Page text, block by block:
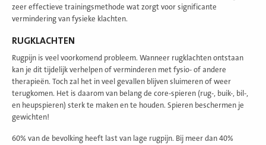
zeer effectieve trainingsmethode wat zorgt voor significante
vermindering van fysieke klachten.
RUGKLACHTEN
Rugpijn is veel voorkomend probleem. Wanneer rugklachten ontstaan
kan je dit tijdelijk verhelpen of verminderen met fysio- of andere
therapieën. Toch zal het in veel gevallen blijven sluimeren of weer
terugkomen. Het is daarom van belang de core-spieren (rug-, buik-, bil-,
en heupspieren) sterk te maken en te houden. Spieren beschermen je
gewichten!
60% van de bevolking heeft last van lage rugpijn. Bij meer dan 40%